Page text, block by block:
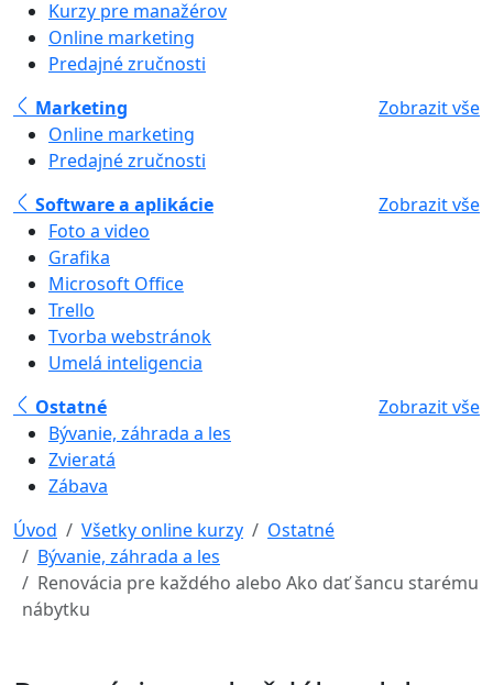
Kurzy pre manažérov
Online marketing
Predajné zručnosti
Marketing
Zobrazit vše
Online marketing
Predajné zručnosti
Software a aplikácie
Zobrazit vše
Foto a video
Grafika
Microsoft Office
Trello
Tvorba webstránok
Umelá inteligencia
Ostatné
Zobrazit vše
Bývanie, záhrada a les
Zvieratá
Zábava
Úvod
Všetky online kurzy
Ostatné
Bývanie, záhrada a les
Renovácia pre každého alebo Ako dať šancu starému
nábytku